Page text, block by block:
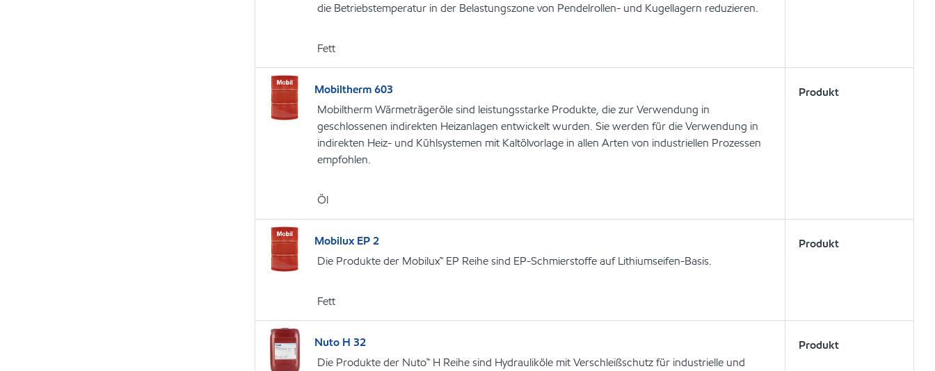
die Betriebstemperatur in der Belastungszone von Pendelrollen- und Kugellagern reduzieren.
Fett
Mobiltherm 603
Mobiltherm Wärmeträgeröle sind leistungsstarke Produkte, die zur Verwendung in
geschlossenen indirekten Heizanlagen entwickelt wurden. Sie werden für die Verwendung in
indirekten Heiz- und Kühlsystemen mit Kaltölvorlage in allen Arten von industriellen Prozessen
empfohlen.
Öl
Produkt
Mobilux EP 2
Die Produkte der Mobilux™ EP Reihe sind EP-Schmierstoffe auf Lithiumseifen-Basis.
Fett
Produkt
Nuto H 32
Die Produkte der Nuto™ H Reihe sind Hydrauliköle mit Verschleißschutz für industrielle und
Produkt